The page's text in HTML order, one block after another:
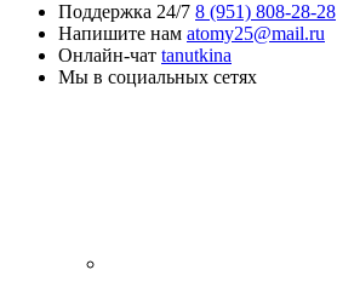
Поддержка 24/7 8 (951) 808-28-28
Напишите нам atomy25@mail.ru
Онлайн-чат tanutkina
Мы в социальных сетях